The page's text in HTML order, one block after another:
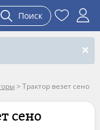
Поиск
> Трактор везет сено
сено